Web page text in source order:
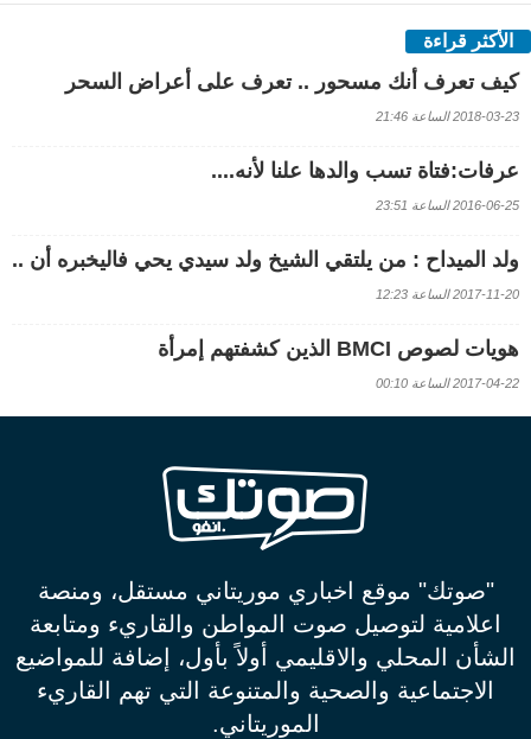
الأكثر قراءة
كيف تعرف أنك مسحور .. تعرف على أعراض السحر
2018-03-23 الساعة 21:46
عرفات:فتاة تسب والدها علنا لأنه....
2016-06-25 الساعة 23:51
ولد الميداح : من يلتقي الشيخ ولد سيدي يحي فاليخبره أن ..
2017-11-20 الساعة 12:23
هويات لصوص BMCI الذين كشفتهم إمرأة
2017-04-22 الساعة 00:10
"صوتك" موقع اخباري موريتاني مستقل، ومنصة
اعلامية لتوصيل صوت المواطن والقاريء ومتابعة
الشأن المحلي والاقليمي أولاً بأول، إضافة للمواضيع
الاجتماعية والصحية والمتنوعة التي تهم القاريء
الموريتاني.